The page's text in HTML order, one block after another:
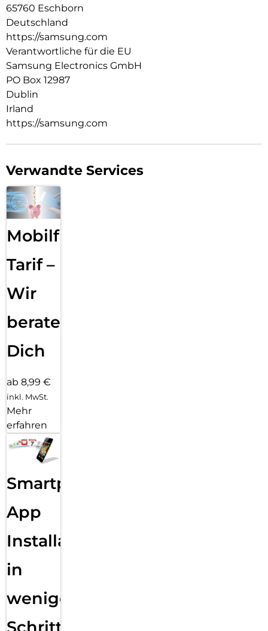
65760 Eschborn
Deutschland
https://samsung.com
Verantwortliche für die EU
Samsung Electronics GmbH
PO Box 12987
Dublin
Irland
https://samsung.com
Verwandte Services
Mobilfunk
Tarif –
Wir
beraten
Dich
ab 8,99 €
inkl. MwSt.
Mehr
erfahren
Smartphone
App
Installation
in
wenigen